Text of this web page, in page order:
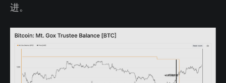
进。